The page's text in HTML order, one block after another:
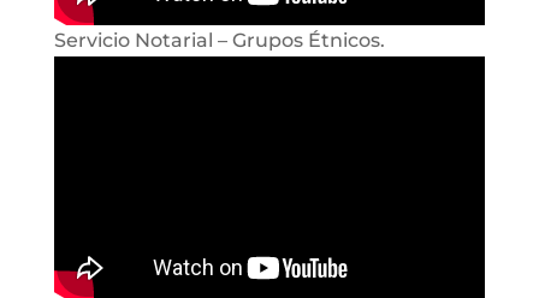
Servicio Notarial – Grupos Étnicos.